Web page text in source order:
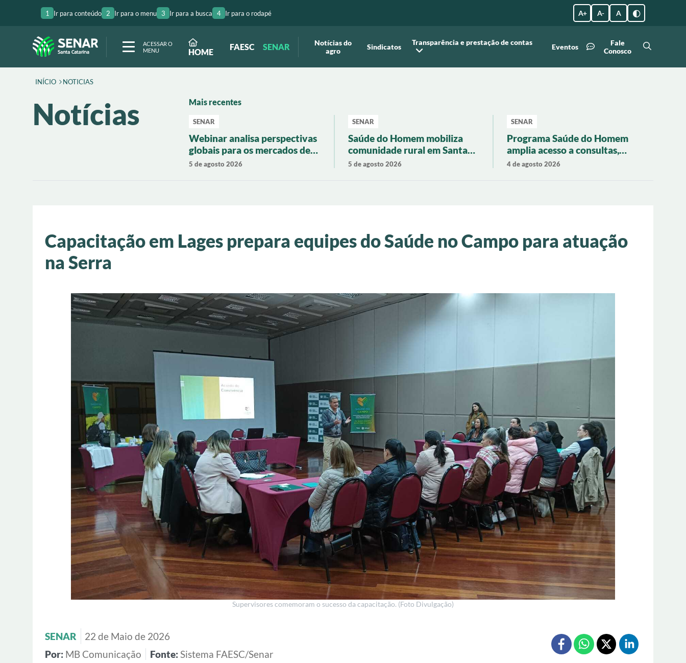
1 Ir para conteúdo 2 Ir para o menu 3 Ir para a busca 4 Ir para o rodapé A + A - A
ACESSAR O
MENU
HOME FAESC SENAR
Notícias do
agro
Sindicatos
Transparência e prestação de contas
Eventos
Fale
Conosco
INÍCIO NOTICIAS
Notícias Mais recentes
SENAR
Webinar analisa perspectivas
globais para os mercados de
carnes e leite
5 de agosto 2026
SENAR
Saúde do Homem mobiliza
comunidade rural em Santa
Rosa de Lima
5 de agosto 2026
SENAR
Programa Saúde do Homem
amplia acesso a consultas,
exames e vacinação em
4 de agosto 2026
Capacitação em Lages prepara equipes do Saúde no Campo para atuação
na Serra
Supervisores comemoram o sucesso da capacitação. (Foto Divulgação)
SENAR
22 de Maio de 2026
Por: MB Comunicação Fonte:Sistema FAESC/Senar